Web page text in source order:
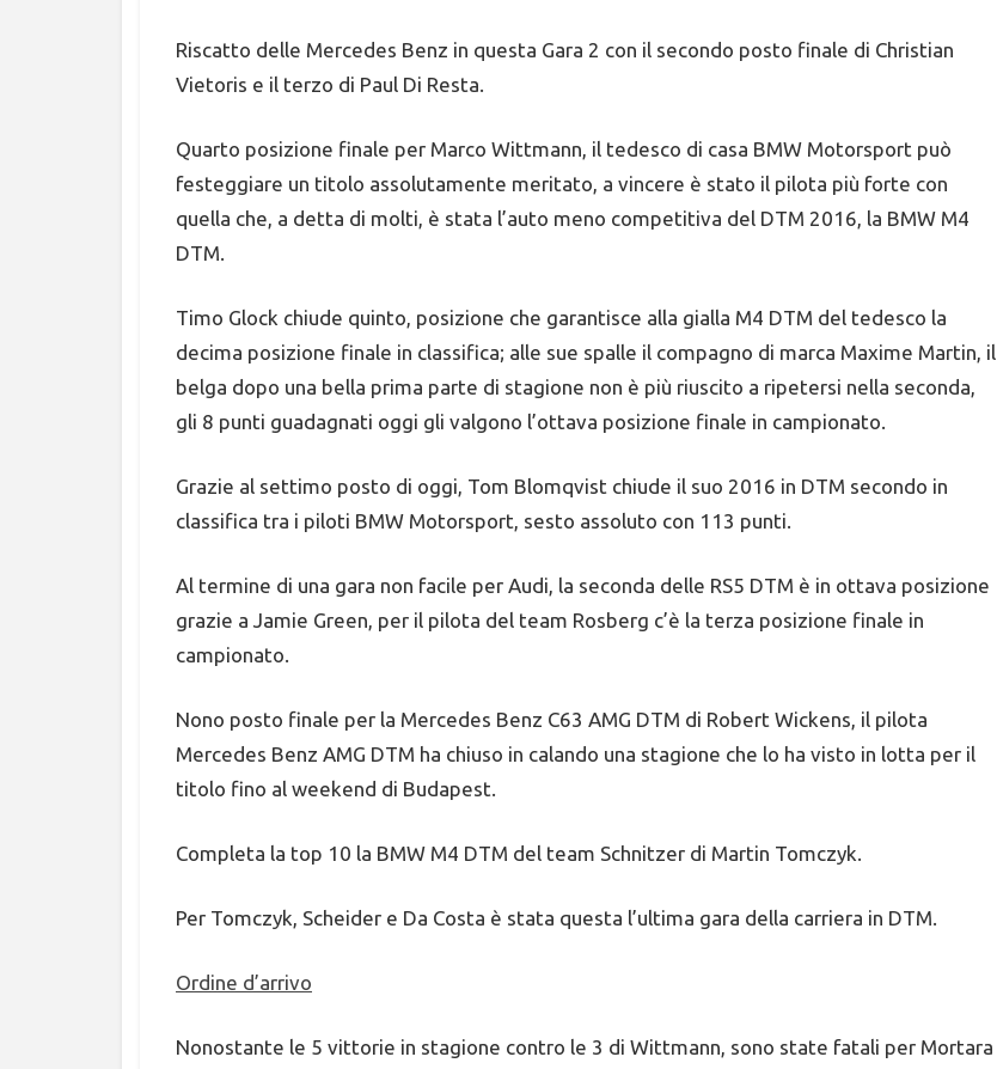
Riscatto delle Mercedes Benz in questa Gara 2 con il secondo posto finale di Christian
Vietoris e il terzo di Paul Di Resta.
Quarto posizione finale per Marco Wittmann, il tedesco di casa BMW Motorsport può
festeggiare un titolo assolutamente meritato, a vincere è stato il pilota più forte con
quella che, a detta di molti, è stata l’auto meno competitiva del DTM 2016, la BMW M4
DTM.
Timo Glock chiude quinto, posizione che garantisce alla gialla M4 DTM del tedesco la
decima posizione finale in classifica; alle sue spalle il compagno di marca Maxime Martin, il
belga dopo una bella prima parte di stagione non è più riuscito a ripetersi nella seconda,
gli 8 punti guadagnati oggi gli valgono l’ottava posizione finale in campionato.
Grazie al settimo posto di oggi, Tom Blomqvist chiude il suo 2016 in DTM secondo in
classifica tra i piloti BMW Motorsport, sesto assoluto con 113 punti.
Al termine di una gara non facile per Audi, la seconda delle RS5 DTM è in ottava posizione
grazie a Jamie Green, per il pilota del team Rosberg c’è la terza posizione finale in
campionato.
Nono posto finale per la Mercedes Benz C63 AMG DTM di Robert Wickens, il pilota
Mercedes Benz AMG DTM ha chiuso in calando una stagione che lo ha visto in lotta per il
titolo fino al weekend di Budapest.
Completa la top 10 la BMW M4 DTM del team Schnitzer di Martin Tomczyk.
Per Tomczyk, Scheider e Da Costa è stata questa l’ultima gara della carriera in DTM.
Ordine d’arrivo
Nonostante le 5 vittorie in stagione contro le 3 di Wittmann, sono state fatali per Mortara